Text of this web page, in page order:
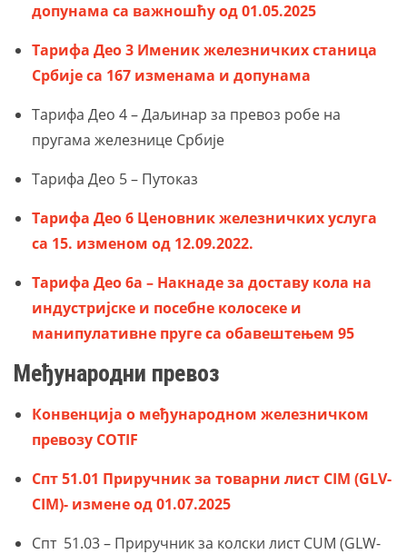
допунама са важношћу од 01.05.2025
Тарифа Део 3 Именик железничких станица
Србије са 167 изменама и допунама
Тарифа Део 4 – Даљинар за превоз робе на
пругама железнице Србије
Тарифа Део 5 – Путоказ
Тарифа Део 6 Ценовник железничких услуга
са 15. изменом од 12.09.2022.
Тарифа Део 6а – Накнаде за доставу кола на
индустријске и посебне колосеке и
манипулативне пруге са обавештењем 95
Међународни превоз
Конвенција о међународном железничком
превозу COTIF
Спт 51.01 Приручник за товарни лист CIM (GLV-
CIM)- измене од 01.07.2025
Спт 51.03 – Приручник за колски лист CUM (GLW-